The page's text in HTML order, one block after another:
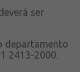
ser
departamento
2413-2000.